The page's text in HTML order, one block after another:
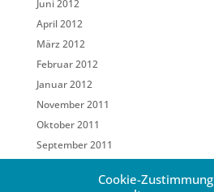
Cookie-Zustimmung
Juni 2012
April 2012
März 2012
Februar 2012
Januar 2012
November 2011
Oktober 2011
September 2011